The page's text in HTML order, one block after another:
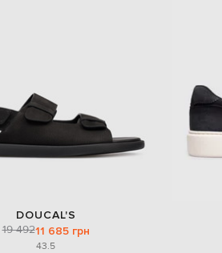
DOUCAL'S
19 49211 685 грн
43.5